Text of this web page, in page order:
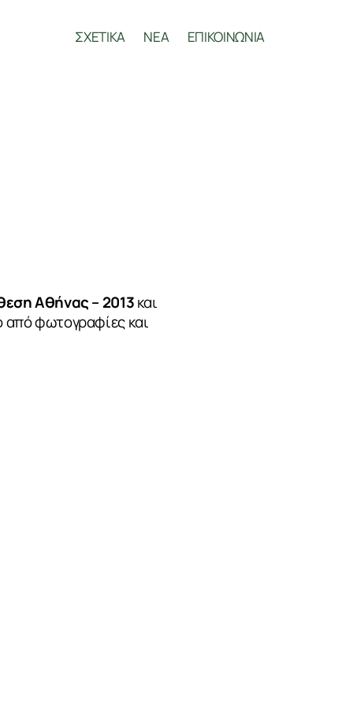
ΣΧΕΤΙΚΑ ΝΕΑ ΕΠΙΚΟΙΝΩΝΙΑ
Αθήνας – 2013και
από φωτογραφίες και